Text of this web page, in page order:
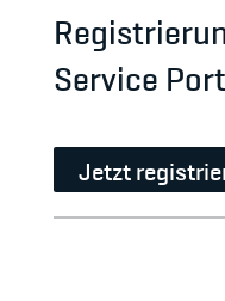
Service
Jetzt